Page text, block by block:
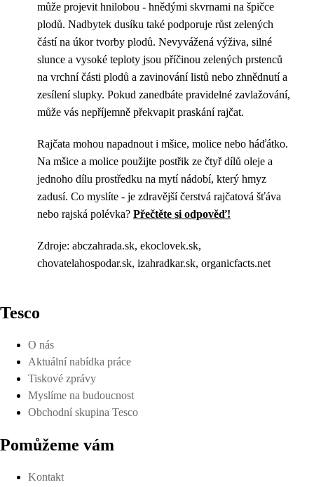
může projevit hnilobou - hnědými skvrnami na špičce
plodů. Nadbytek dusíku také podporuje růst zelených
částí na úkor tvorby plodů. Nevyvážená výživa, silné
slunce a vysoké teploty jsou příčinou zelených prstenců
na vrchní části plodů a zavinování listů nebo zhnědnutí a
zesílení slupky. Pokud zanedbáte pravidelné zavlažování,
může vás nepříjemně překvapit praskání rajčat.
Rajčata mohou napadnout i mšice, molice nebo háďátko.
Na mšice a molice použijte postřik ze čtyř dílů oleje a
jednoho dílu prostředku na mytí nádobí, který hmyz
zadusí. Co myslíte - je zdravější čerstvá rajčatová šťáva
nebo rajská polévka? Přečtěte si odpověď!
Zdroje: abczahrada.sk, ekoclovek.sk,
chovatelahospodar.sk, izahradkar.sk, organicfacts.net
Tesco
O nás
Aktuální nabídka práce
Tiskové zprávy
Myslíme na budoucnost
Obchodní skupina Tesco
Pomůžeme vám
Kontakt